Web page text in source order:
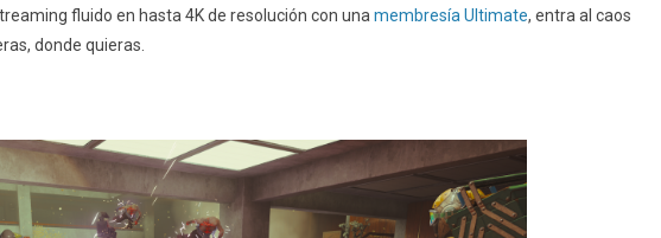
fluido en hasta 4K de resolución con una membresía Ultimate, entra al caos
donde quieras.